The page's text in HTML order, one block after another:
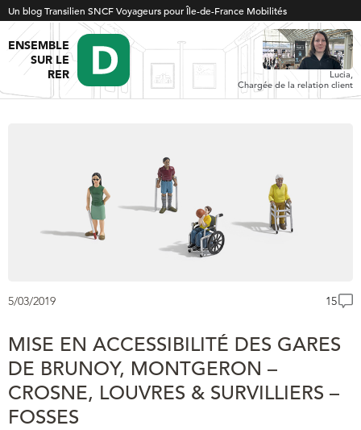
Un blog Transilien SNCF Voyageurs pour Île-de-France Mobilités
ENSEMBLE
SUR LE
RER
Lucia,
Chargée de la relation client
5/03/2019 15
MISE EN ACCESSIBILITÉ DES GARES
DE BRUNOY, MONTGERON –
CROSNE, LOUVRES & SURVILLIERS –
FOSSES